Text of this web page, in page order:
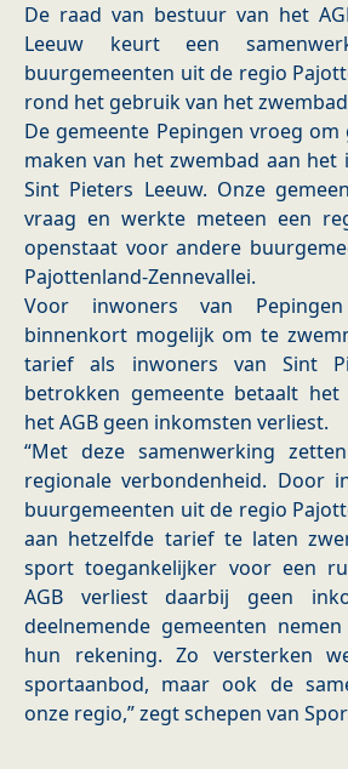
De raad van bestuur van het
Leeuw keurt een
buurgemeenten uit de regio
rond het gebruik van het
De gemeente Pepingen vroeg
maken van het zwembad aan het
Sint Pieters Leeuw. Onze
vraag en werkte meteen een
openstaat voor andere
Pajottenland-Zennevallei.
Voor inwoners van
binnenkort mogelijk om te
tarief als inwoners van Sint
betrokken gemeente betaalt
het AGB geen inkomsten verliest.
“Met deze samenwerking
regionale verbondenheid. Door
buurgemeenten uit de regio
aan hetzelfde tarief te laten
sport toegankelijker voor een
AGB verliest daarbij geen
deelnemende gemeenten
hun rekening. Zo versterken
sportaanbod, maar ook de
onze regio,” zegt schepen van